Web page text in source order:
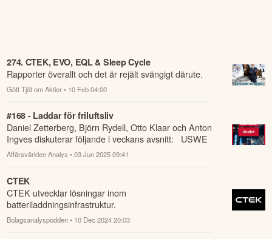
274. CTEK, EVO, EQL & Sleep Cycle
Rapporter överallt och det är rejält svängigt därute.
Gött Tjöt om Aktier • 10 Feb 04:00
#168 - Laddar för friluftsliv
Daniel Zetterberg, Björn Rydell, Otto Klaar och Anton
Ingves diskuterar följande i veckans avsnitt: USWE
(1:46) Fenix Outdoor (9:36) Dala ...
Affärsvärlden Analys • 03 Jun 2025 09:41
CTEK
CTEK utvecklar lösningar inom
batteriladdningsinfrastruktur.
Bolagsanalyspodden • 10 Dec 2024 20:03